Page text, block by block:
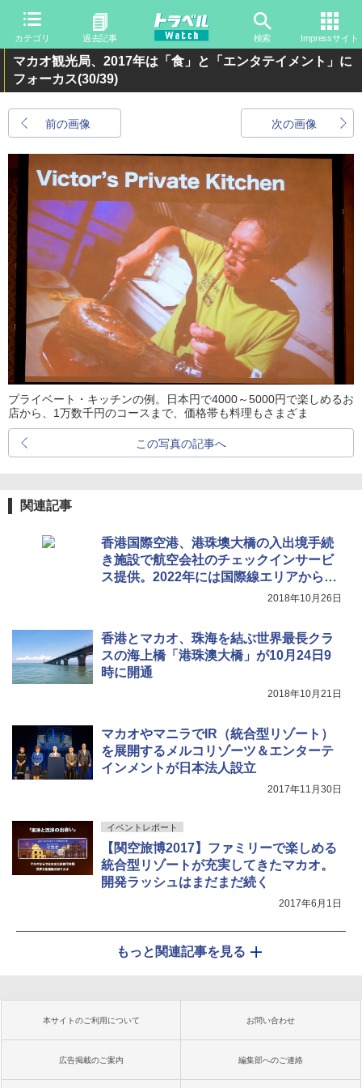
カテゴリ 過去記事 検索 Impressサイト
マカオ観光局、2017年は「食」と「エンタテイメント」に
フォーカス(30/39)
前の画像 次の画像
プライベート・キッチンの例。日本円で4000～5000円で楽しめるお
店から、1万数千円のコースまで、価格帯も料理もさまざま
この写真の記事へ
関連記事
香港国際空港、港珠墺大橋の入出境手続
き施設で航空会社のチェックインサービ
ス提供。2022年には国際線エリアから港
珠墺大橋へ直接アクセス可能に2018年10月26日
香港とマカオ、珠海を結ぶ世界最長クラ
スの海上橋「港珠澳大橋」が10月24日9
時に開通
2018年10月21日
マカオやマニラでIR（統合型リゾート）
を展開するメルコリゾーツ＆エンターテ
インメントが日本法人設立
2017年11月30日
イベントレポート
【関空旅博2017】ファミリーで楽しめる
統合型リゾートが充実してきたマカオ。
開発ラッシュはまだまだ続く
2017年6月1日
もっと関連記事を見る
本サイトのご利用について お問い合わせ
広告掲載のご案内 編集部へのご連絡